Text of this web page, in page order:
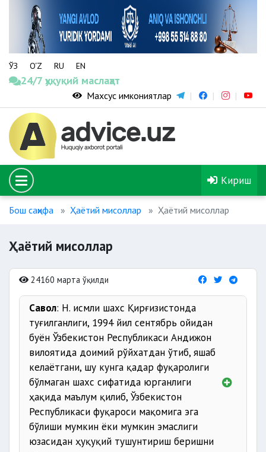
ЎЗ O‘Z RU EN
24/7 ҳуқуқий маслаҳат
Махсус имкониятлар
Кириш
Бош саҳифа Ҳаётий мисоллар Ҳаётий мисоллар
Ҳаётий мисоллар
24160 марта ўқилди
Савол: Н. исмли шахс Қирғизистонда
туғилганлиги, 1994 йил сентябрь ойидан
буён Ўзбекистон Республикаси Андижон
вилоятида доимий рўйхатдан ўтиб, яшаб
келаётгани, шу кунга қадар фуқаролиги
бўлмаган шахс сифатида юрганлиги
ҳақида маълум қилиб, Ўзбекистон
Республикаси фуқароси мақомига эга
бўлиши мумкин ёки мумкин эмаслиги
юзасидан ҳуқуқий тушунтириш беришни